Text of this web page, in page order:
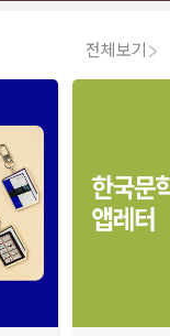
전체보기